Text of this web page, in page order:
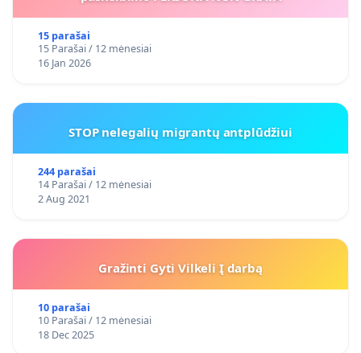
15 parašai
15 Parašai / 12 mėnesiai
16 Jan 2026
STOP nelegalių migrantų antplūdžiui
244 parašai
14 Parašai / 12 mėnesiai
2 Aug 2021
Gražinti Gyti Vilkeli Į darbą
10 parašai
10 Parašai / 12 mėnesiai
18 Dec 2025